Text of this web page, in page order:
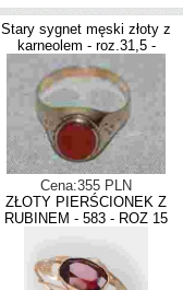
Stary sygnet męski złoty z
karneolem - roz.31,5 -
Cena:355 PLN
ZŁOTY PIERŚCIONEK Z
RUBINEM - 583 - ROZ 15